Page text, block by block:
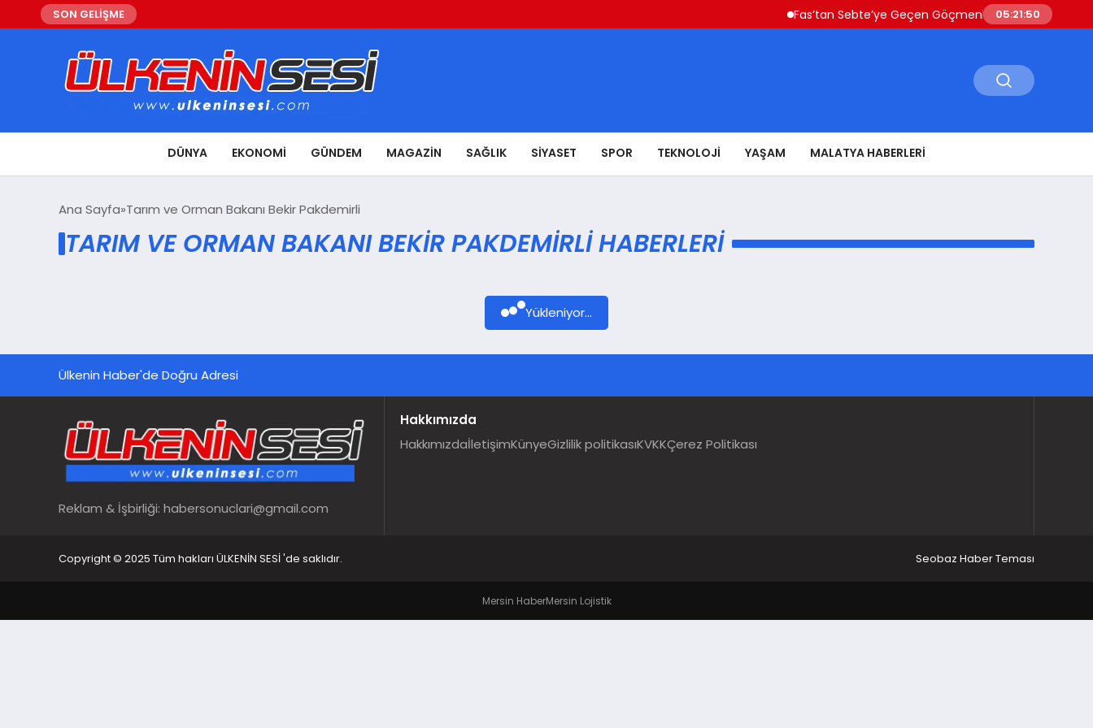
SON GELİŞME Fas’tan Sebte’ye Geçen Göçmenler Ülkeye Dönüyor
05:21:50
DÜNYA EKONOMI GÜNDEM MAGAZIN SAĞLIK SIYASET SPOR TEKNOLOJI YAŞAM MALATYA HABERLERI
Ana Sayfa Tarım ve Orman Bakanı Bekir Pakdemirli
TARIM VE ORMAN BAKANI BEKIR PAKDEMIRLI HABERLERI
Yükleniyor...
Ülkenin Haber'de Doğru Adresi
Reklam & İşbirliği: habersonuclari@gmail.com
Hakkımızda
HakkımızdaİletişimKünyeGizlilik politikasıKVKKÇerez Politikası
Copyright © 2025 Tüm hakları ÜLKENİN SESİ 'de saklıdır. Seobaz Haber Teması
Mersin HaberMersin Lojistik